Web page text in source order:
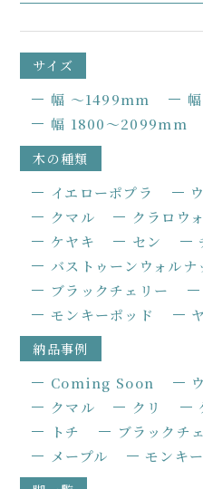
サイズ
幅 〜1499mm
幅 1800〜2099mm
木の種類
イエローポプラ
クマル
クラロウ
ケヤキ
セン
バストゥーンウォルナ
ブラックチェリー
モンキーポッド
納品事例
Coming Soon
クマル
クリ
トチ
ブラックチ
メープル
モンキ